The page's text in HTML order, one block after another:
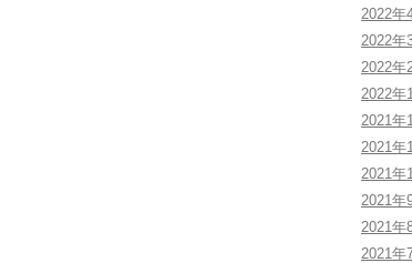
2022年
2022年
2022年
2022年
2021年
2021年
2021年
2021年
2021年
2021年